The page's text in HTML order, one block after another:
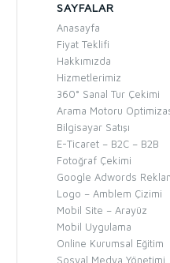
SAYFALAR
Anasayfa
Fiyat Teklifi
Hakkımızda
Hizmetlerimiz
360° Sanal Tur Çekimi
Arama Motoru
Bilgisayar Satışı
E-Ticaret – B2C – B2B
Fotoğraf Çekimi
Google Adwords
Logo – Amblem Çizimi
Mobil Site – Arayüz
Mobil Uygulama
Online Kurumsal Eğitim
Sosyal Medya Yönetimi